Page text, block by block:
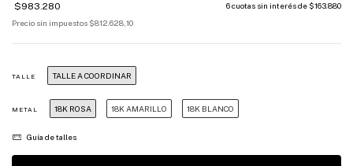
$983.280 6cuotas sin interés de $163.880
Precio sin impuestos $812.628,10
TALLE TALLE A COORDINAR
METAL 18K ROSA 18K AMARILLO 18K BLANCO
Guía de talles